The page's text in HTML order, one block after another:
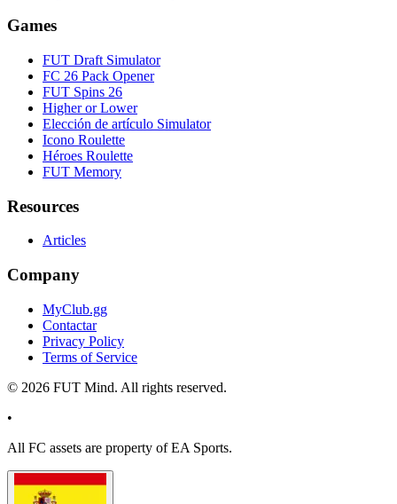
Games
FUT Draft Simulator
FC 26 Pack Opener
FUT Spins 26
Higher or Lower
Elección de artículo Simulator
Icono Roulette
Héroes Roulette
FUT Memory
Resources
Articles
Company
MyClub.gg
Contactar
Privacy Policy
Terms of Service
© 2026 FUT Mind. All rights reserved.
•
All FC assets are property of EA Sports.